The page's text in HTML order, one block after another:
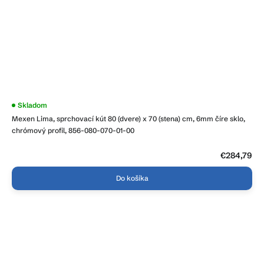
Mexen Lima, sprchovací kút 80 (dvere) x 70 (stena) cm, 6mm číre sklo,
chrómový profil, 856-080-070-01-00
Skladom
€284,79
Do košíka